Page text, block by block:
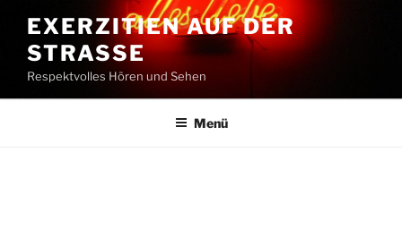
Inhalt
springen
EXERZITIEN AUF DER
STRASSE
Respektvolles Hören und Sehen
Menü